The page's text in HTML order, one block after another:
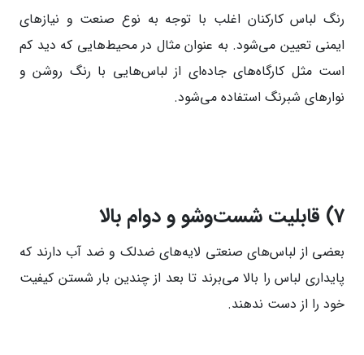
رنگ لباس کارکنان اغلب با توجه به نوع صنعت و نیاز‌های
ایمنی تعیین می‌شود. به عنوان مثال در محیط‌هایی که دید کم
است مثل کارگاه‌های جاده‌ای از لباس‌هایی با رنگ روشن و
نوار‌های شبرنگ استفاده می‌شود.
7) قابلیت شست‌وشو و دوام بالا
بعضی از لباس‌های صنعتی لایه‌های ضدلک و ضد آب دارند که
پایداری لباس را بالا می‌برند تا بعد از چندین بار شستن کیفیت
خود را از دست ندهند.